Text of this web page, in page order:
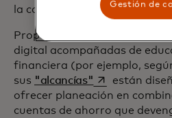
la comunidad en su conjunto".
Proporcionar herramientas
digital acompañadas de
financiera (por ejemplo,
sus "alcancías" se abre en
están
ofrecer planeación en
cuentas de ahorro que
Gestión de